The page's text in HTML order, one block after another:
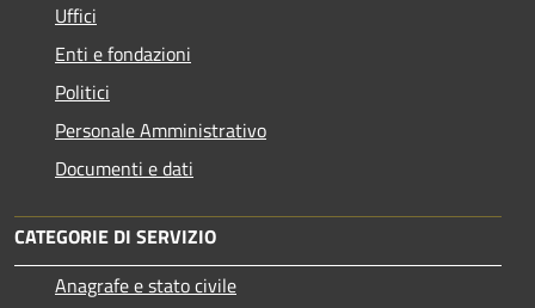
Uffici
Enti e fondazioni
Politici
Personale Amministrativo
Documenti e dati
CATEGORIE DI SERVIZIO
Anagrafe e stato civile